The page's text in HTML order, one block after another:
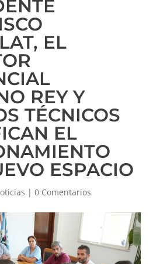
EL
REY Y
TÉCNICOS
EL
ESPACIO
| 0 Comentarios